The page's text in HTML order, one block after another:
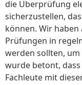
die Überprüfung
sicherzustellen,
können. Wir
Prüfungen in
werden sollten, um
wurde betont,
Fachleute mit